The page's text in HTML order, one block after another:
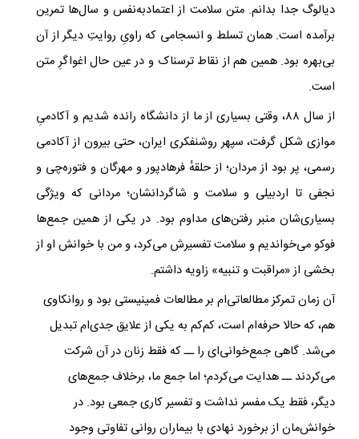
دیالوگ جدا بدانم. متن سلامت از اعتمادبه‌نفس و سال‌ها تمرین
برآمده است. همان تسلط و انسجامی که راویِ روایتِ دیگر از آن
بی‌بهره بود. همین هم از نقاط ترسناک و در عین حال اغواگرِ متن
است.
از سال ۸۸، وقتی بسیاری از ما از دانشگاه رانده شدیم و آکادمیِ
موازی شکل گرفت، سپهر روشنفکری ایران، حتی بیرون از آکادمی
رسمی، پر بود از مردان؛ از حلقه‌ٔ فرهادپور و مهرگان و فتوره‌چی و
نجفی تا اردبیلی و سلامت و شاگردانشان؛ مردانی که ویژگی
بسیاری‌شان منبر رفتن‌های مداوم بود. در یکی از همین جمع‌ها
فوکو می‌خواندیم و سلامت تفسیرش می‌کرد، و من با خوانش او از
بخشی از «مراقبت و تنبیه» زاویه داشتم.
آن زمان تمرکز مطالعاتی‌ام بر مطالعات فمینیستی بود و روانکاوی
هم، که حالا حرفه‌ام است، کم‌کم به یکی از علایق جدی‌ام تبدیل
می‌شد. گاهی جمع‌خوانی‌ای را ــ که فقط زنان در آن شرکت
می‌کردند ــ هدایت می‌کردم؛ اما جمع ما، برخلاف جمع‌‌‌‌های
دیگر، فقط یک مفسر نداشت و تفسیر کاری جمعی بود. در
خوانش‌مان از برخورد نهادی با بیماران روانی تفاوتی وجود